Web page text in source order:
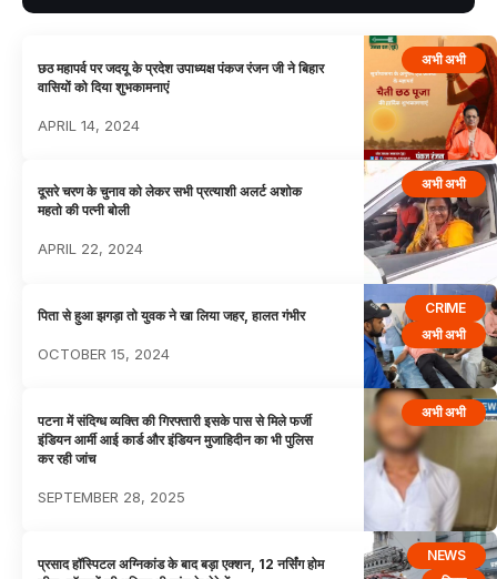
अभी अभी
छठ महापर्व पर जदयू के प्रदेश उपाध्यक्ष पंकज रंजन जी ने बिहार
वासियों को दिया शुभकामनाएं
APRIL 14, 2024
अभी अभी
दूसरे चरण के चुनाव को लेकर सभी प्रत्याशी अलर्ट अशोक
महतो की पत्नी बोली
APRIL 22, 2024
CRIME
अभी अभी
पिता से हुआ झगड़ा तो युवक ने खा लिया जहर, हालत गंभीर
OCTOBER 15, 2024
अभी अभी
पटना में संदिग्ध व्यक्ति की गिरफ्तारी इसके पास से मिले फर्जी
इंडियन आर्मी आई कार्ड और इंडियन मुजाहिदीन का भी पुलिस
कर रही जांच
SEPTEMBER 28, 2025
NEWS
प्रसाद हॉस्पिटल अग्निकांड के बाद बड़ा एक्शन, 12 नर्सिंग होम